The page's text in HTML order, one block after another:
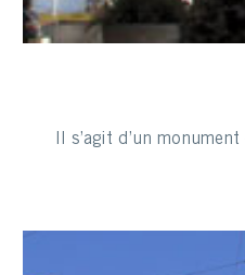
Il s’agit d’un